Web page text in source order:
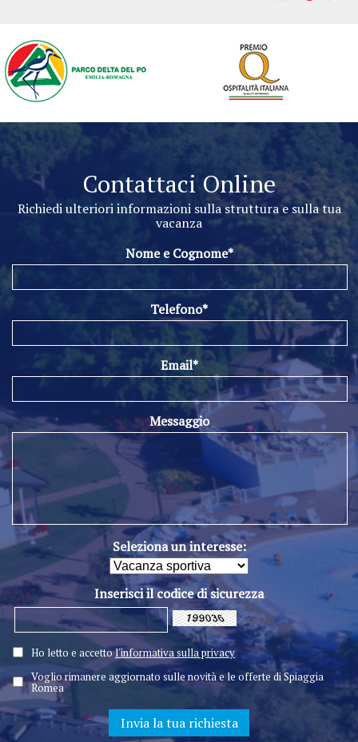
Contattaci Online
Richiedi ulteriori informazioni sulla struttura e sulla tua
vacanza
Nome e Cognome*
Telefono*
Email*
Messaggio
Seleziona un interesse:
Inserisci il codice di sicurezza
Ho letto e accettol'informativa sulla privacy
Voglio rimanere aggiornato sulle novità e le offerte di Spiaggia
Romea